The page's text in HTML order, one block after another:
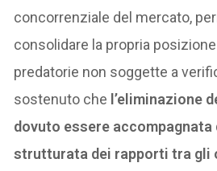
concorrenziale del mercato,
consolidare la propria
predatorie non soggette a
sostenuto che l’eliminazione
dovuto essere accompagnata
strutturata dei rapporti tra gli